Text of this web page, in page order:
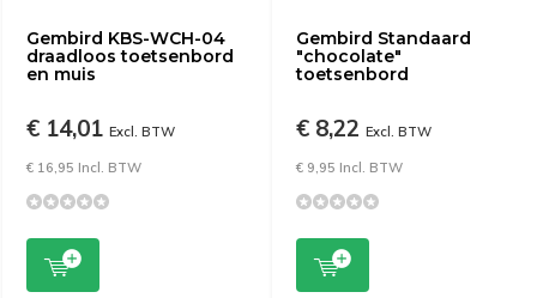
Gembird KBS-WCH-04
draadloos toetsenbord
en muis
€ 14,01 Excl. BTW
€ 16,95 Incl. BTW
Gembird Standaard
"chocolate"
toetsenbord
€ 8,22 Excl. BTW
€ 9,95 Incl. BTW